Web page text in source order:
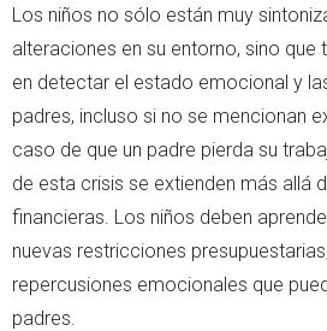
Los niños no sólo están muy
alteraciones en su entorno, sino que
en detectar el estado emocional y
padres, incluso si no se mencionan
caso de que un padre pierda su
de esta crisis se extienden más allá
financieras. Los niños deben
nuevas restricciones
repercusiones emocionales que
padres.